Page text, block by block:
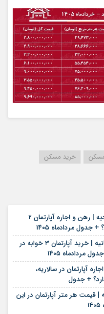
مسکن خرید مسکن
لیست قیمت اجاره مسکن در جوادیه | رهن و اجاره آپارتمان ۲
مردادماه ۱۴۰۵
لیست قیمت خرید مسکن در فرمانیه | خرید آپارتمان ۳ خوابه در
مردادماه ۱۴۰۵
آپارتمان در سالاریه،
+ جدول
هر متر آپارتمان در این